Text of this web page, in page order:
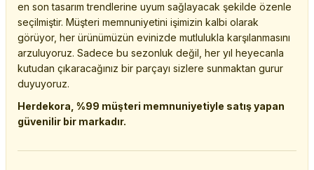
en son tasarım trendlerine uyum sağlayacak şekilde özenle
seçilmiştir. Müşteri memnuniyetini işimizin kalbi olarak
görüyor, her ürünümüzün evinizde mutlulukla karşılanmasını
arzuluyoruz. Sadece bu sezonluk değil, her yıl heyecanla
kutudan çıkaracağınız bir parçayı sizlere sunmaktan gurur
duyuyoruz.
Herdekora, %99 müşteri memnuniyetiyle satış yapan
güvenilir bir markadır.